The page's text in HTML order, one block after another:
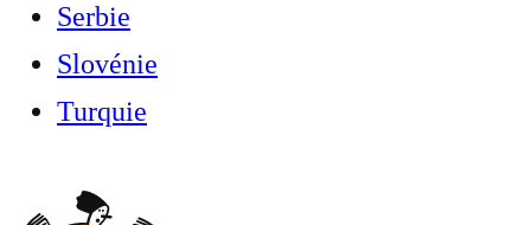
Serbie
Slovénie
Turquie